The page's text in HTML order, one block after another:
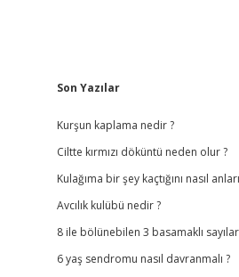
Sidebar
Son Yazılar
Kurşun kaplama nedir ?
Ciltte kırmızı döküntü neden olur ?
Kulağıma bir şey kaçtığını nasıl
Avcılık kulübü nedir ?
8 ile bölünebilen 3 basamaklı
6 yaş sendromu nasıl davranmalı ?
hiltonbetvdcasino güncel giriş